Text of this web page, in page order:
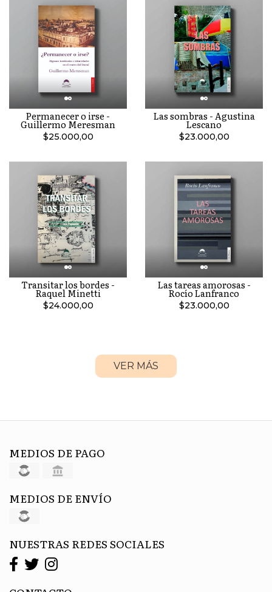
Permanecer o irse -
Guillermo Meresman
$25.000,00
Las sombras - Agustina
Lescano
$23.000,00
Transitar los bordes -
Raquel Minetti
$24.000,00
Las tareas amorosas -
Rocío Lanfranco
$23.000,00
VER MÁS
MEDIOS DE PAGO
MEDIOS DE ENVÍO
NUESTRAS REDES SOCIALES